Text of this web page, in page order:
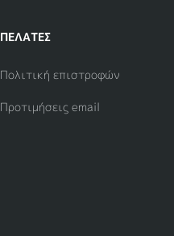
ΠΕΛΑΤΕΣ
Πολιτική επιστροφών
Προτιμήσεις email